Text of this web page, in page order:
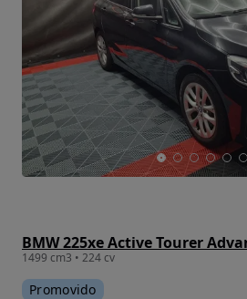
BMW 225xe Active Tourer
1499 cm3 • 224 cv
Promovido